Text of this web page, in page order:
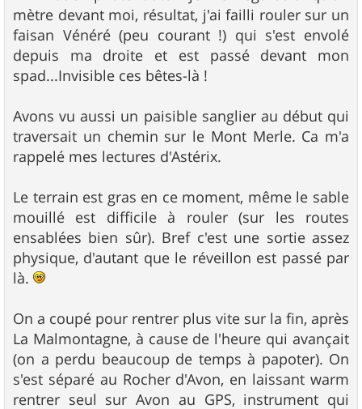
mètre devant moi, résultat, j'ai failli rouler sur un
faisan Vénéré (peu courant !) qui s'est envolé
depuis ma droite et est passé devant mon
spad...Invisible ces bêtes-là !
Avons vu aussi un paisible sanglier au début qui
traversait un chemin sur le Mont Merle. Ca m'a
rappelé mes lectures d'Astérix.
Le terrain est gras en ce moment, même le sable
mouillé est difficile à rouler (sur les routes
ensablées bien sûr). Bref c'est une sortie assez
physique, d'autant que le réveillon est passé par
là.
On a coupé pour rentrer plus vite sur la fin, après
La Malmontagne, à cause de l'heure qui avançait
(on a perdu beaucoup de temps à papoter). On
s'est séparé au Rocher d'Avon, en laissant warm
rentrer seul sur Avon au GPS, instrument qui